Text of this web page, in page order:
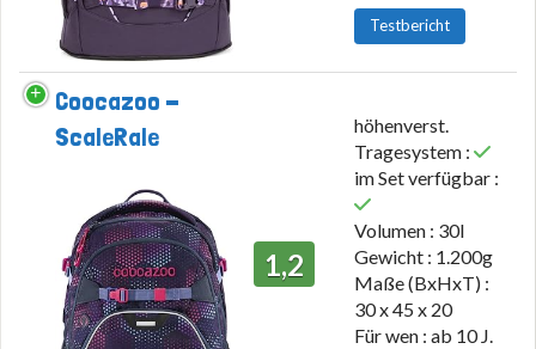
Testbericht
Coocazoo -
ScaleRale
1,2
höhenverst.
Tragesystem :
im Set verfügbar :
Volumen : 30l
Gewicht : 1.200g
Maße (BxHxT) :
30 x 45 x 20
Für wen : ab 10 J.